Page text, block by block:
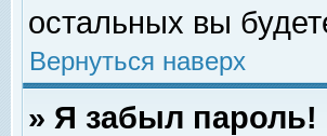
остальных вы
Вернуться наверх
» Я забыл пароль!